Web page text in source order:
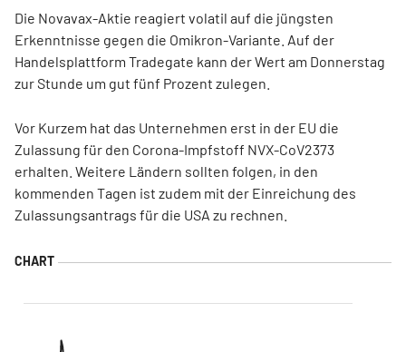
Die Novavax-Aktie reagiert volatil auf die jüngsten
Erkenntnisse gegen die Omikron-Variante. Auf der
Handelsplattform Tradegate kann der Wert am Donnerstag
zur Stunde um gut fünf Prozent zulegen.
Vor Kurzem hat das Unternehmen erst in der EU die
Zulassung für den Corona-Impfstoff NVX-CoV2373
erhalten. Weitere Ländern sollten folgen, in den
kommenden Tagen ist zudem mit der Einreichung des
Zulassungsantrags für die USA zu rechnen.